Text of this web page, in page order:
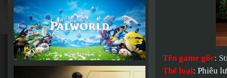
Tên game gốc:
Thể loại: Phiêu